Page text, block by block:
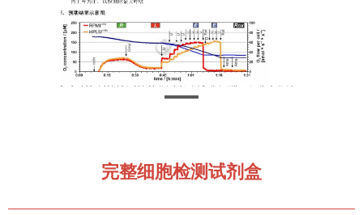
完整细胞检测试剂盒